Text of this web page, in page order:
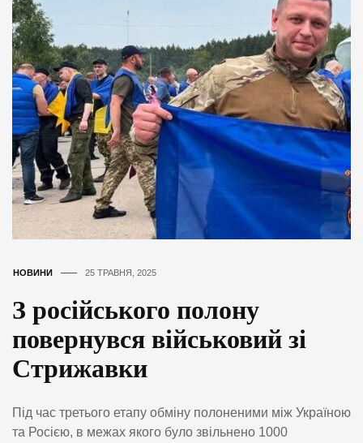
НОВИНИ 25 ТРАВНЯ, 2025
З російського полону
повернувся військовий зі
Стрижавки
Під час третього етапу обміну полоненими між Україною
та Росією, в межах якого було звільнено 1000